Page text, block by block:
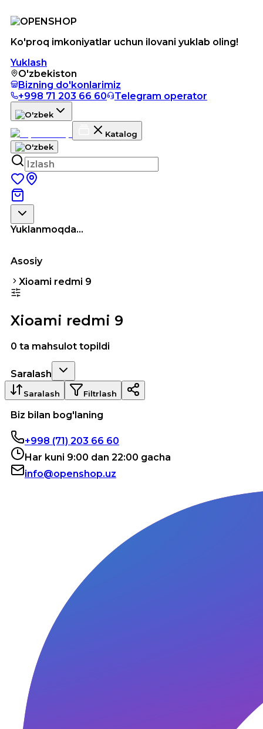
Ko'proq imkoniyatlar uchun ilovani yuklab oling!
Yuklash
O'zbekiston
Bizning do'konlarimiz
+998 71 203 66 60
Telegram operator
Katalog
Yuklanmoqda...
Asosiy
Xioami redmi 9
Xioami redmi 9
0 ta mahsulot topildi
Saralash
Saralash Filtrlash
Biz bilan bog'laning
+998 (71) 203 66 60
Har kuni 9:00 dan 22:00 gacha
info@openshop.uz